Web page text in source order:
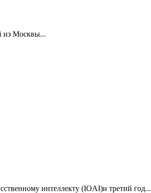
из Москвы...
интеллекту (IOAI)и третий год...